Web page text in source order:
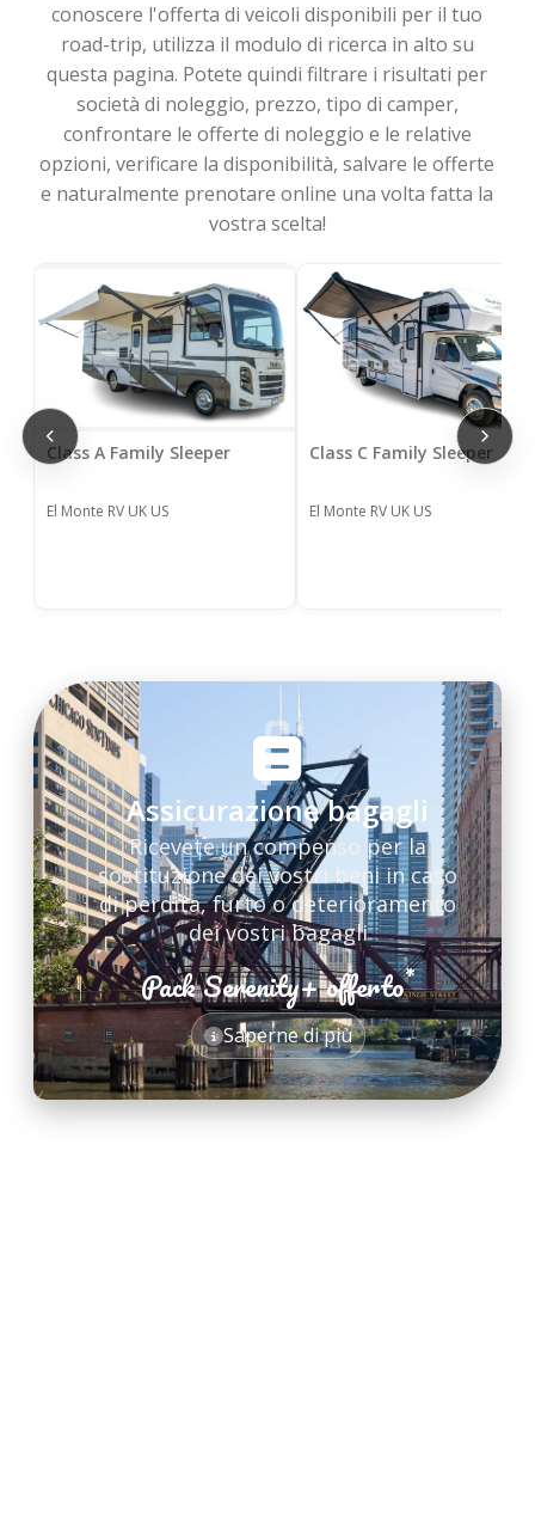
conoscere l'offerta di veicoli disponibili per il tuo
road-trip, utilizza il modulo di ricerca in alto su
questa pagina. Potete quindi filtrare i risultati per
società di noleggio, prezzo, tipo di camper,
confrontare le offerte di noleggio e le relative
opzioni, verificare la disponibilità, salvare le offerte
e naturalmente prenotare online una volta fatta la
vostra scelta!
Class A Family Sleeper
El Monte RV UK US
Class C Family Sleeper
El Monte RV UK US
*
Assicurazione bagagli
Ricevete un compenso per la
sostituzione dei vostri beni in caso
di perdita, furto o deterioramento
dei vostri bagagli
Pack Serenity+ offerto*
Saperne di più